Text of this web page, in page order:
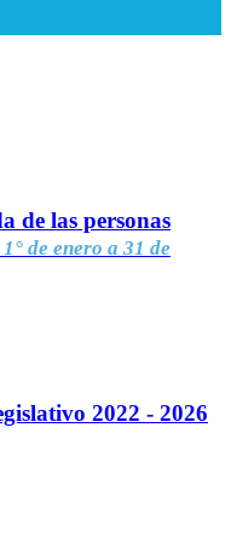
de las personas
1° de enero a 31 de
2022 - 2026